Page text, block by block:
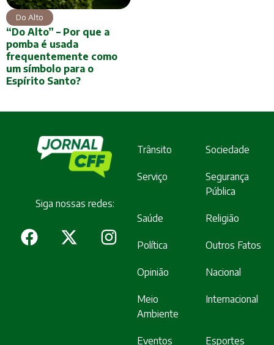
Do Alto
“Do Alto” – Por que a
pomba é usada
frequentemente como
um símbolo para o
Espírito Santo?
Siga nossas redes:
Trânsito Sociedade
Serviço
Segurança
Pública
Saúde Religião
Política Outros Fatos
Opinião Nacional
Meio
Ambiente
Internacional
Eventos Esportes